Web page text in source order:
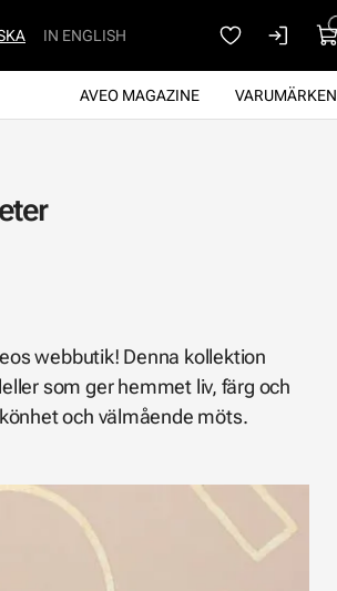
VARUMÄRKEN
AVEO MAGAZINE
IN ENGLISH
webbutik! Denna kollektion
som ger hemmet liv, färg och
och välmående möts.